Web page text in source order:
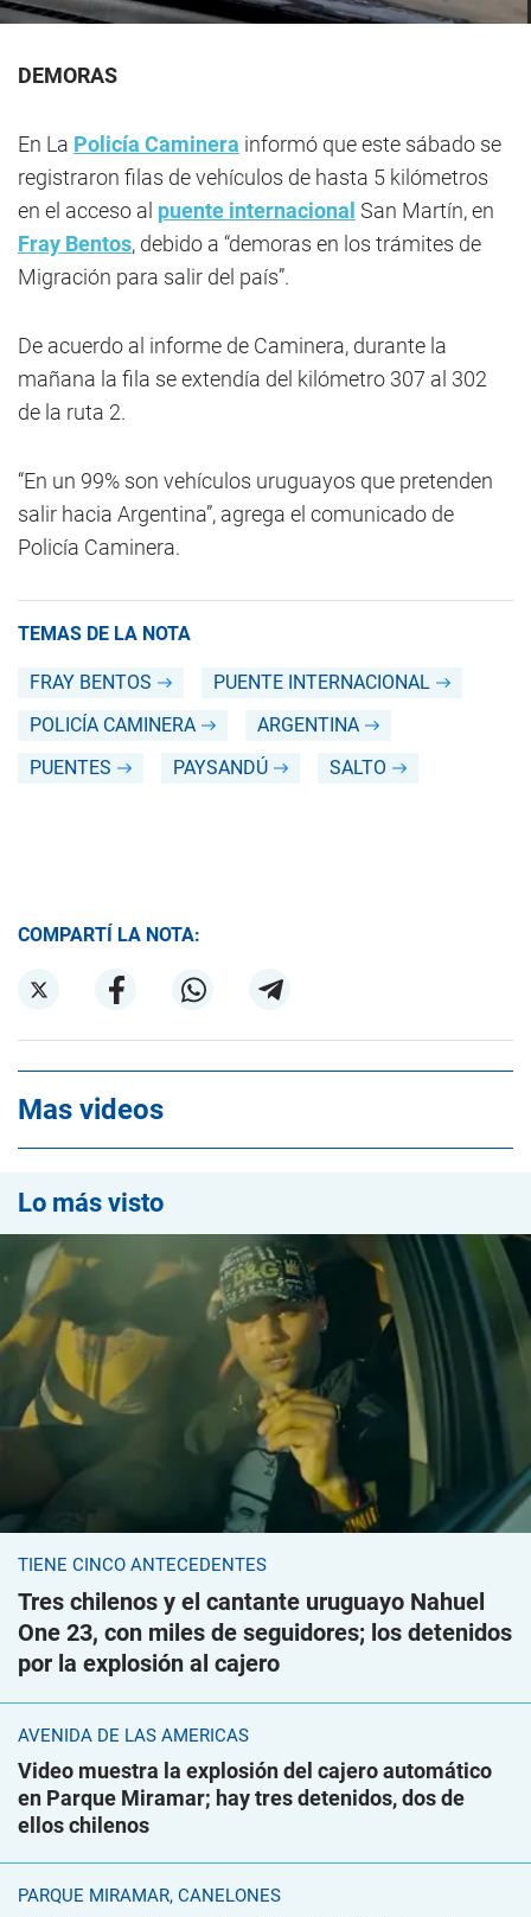
DEMORAS
En La Policía Caminera informó que este sábado se
registraron filas de vehículos de hasta 5 kilómetros
en el acceso al puente internacional San Martín, en
Fray Bentos, debido a “demoras en los trámites de
Migración para salir del país”.
De acuerdo al informe de Caminera, durante la
mañana la fila se extendía del kilómetro 307 al 302
de la ruta 2.
“En un 99% son vehículos uruguayos que pretenden
salir hacia Argentina”, agrega el comunicado de
Policía Caminera.
TEMAS DE LA NOTA
FRAY BENTOS
PUENTE INTERNACIONAL
POLICÍA CAMINERA
ARGENTINA
PUENTES
PAYSANDÚ SALTO
COMPARTÍ LA NOTA:
Mas videos
Lo más visto
TIENE CINCO ANTECEDENTES
Tres chilenos y el cantante uruguayo Nahuel
One 23, con miles de seguidores; los detenidos
por la explosión al cajero
AVENIDA DE LAS AMÉRICAS
Video muestra la explosión del cajero automático
en Parque Miramar; hay tres detenidos, dos de
ellos chilenos
PARQUE MIRAMAR, CANELONES